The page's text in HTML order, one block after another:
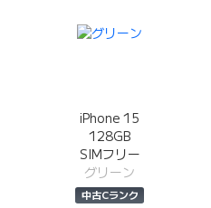
iPhone 15
128GB
SIMフリー
グリーン
中古Cランク